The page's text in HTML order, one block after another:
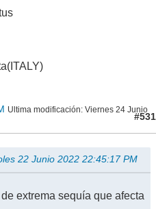
Ultima modificación: Viernes 24 Junio
#531
22 Junio 2022 22:45:17 PM
extrema sequía que afecta